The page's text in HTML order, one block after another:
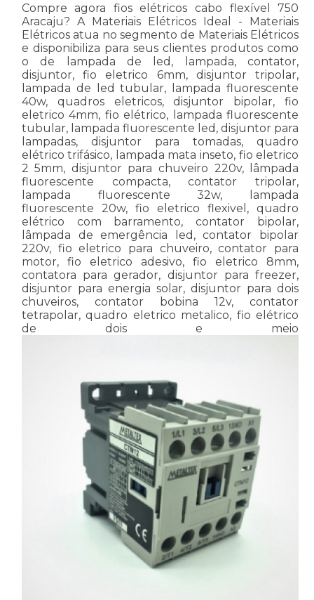
Compre agora fios elétricos cabo flexível 750
Aracaju? A Materiais Elétricos Ideal - Materiais
Elétricos atua no segmento de Materiais Elétricos
e disponibiliza para seus clientes produtos como
o de lampada de led, lampada, contator,
disjuntor, fio eletrico 6mm, disjuntor tripolar,
lampada de led tubular, lampada fluorescente
40w, quadros eletricos, disjuntor bipolar, fio
eletrico 4mm, fio elétrico, lampada fluorescente
tubular, lampada fluorescente led, disjuntor para
lampadas, disjuntor para tomadas, quadro
elétrico trifásico, lampada mata inseto, fio eletrico
2 5mm, disjuntor para chuveiro 220v, lâmpada
fluorescente compacta, contator tripolar,
lampada fluorescente 32w, lampada
fluorescente 20w, fio eletrico flexivel, quadro
elétrico com barramento, contator bipolar,
lâmpada de emergência led, contator bipolar
220v, fio eletrico para chuveiro, contator para
motor, fio eletrico adesivo, fio eletrico 8mm,
contatora para gerador, disjuntor para freezer,
disjuntor para energia solar, disjuntor para dois
chuveiros, contator bobina 12v, contator
tetrapolar, quadro eletrico metalico, fio elétrico
de dois e meio